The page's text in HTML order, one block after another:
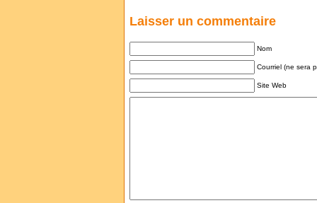
Laisser un commentaire
Nom
Courriel (ne sera
Site Web